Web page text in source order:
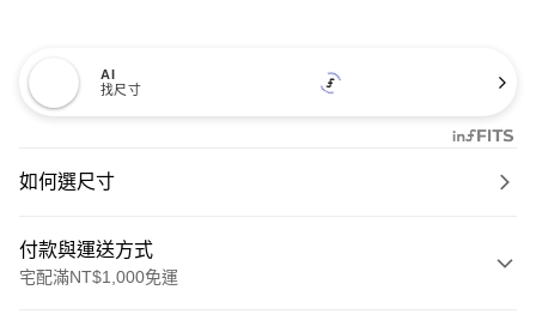
AI
找尺寸
如何選尺寸
付款與運送方式
宅配滿NT$1,000免運